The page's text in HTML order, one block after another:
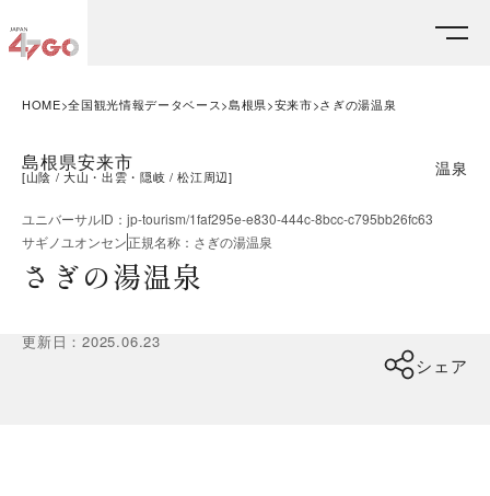
HOME 全国観光情報データベース 島根県 安来市 さぎの湯温泉
島根県安来市
[山陰 大山・出雲・隠岐 松江周辺] 温泉
ユニバーサルID ： jp-tourism/1faf295e-e830-444c-8bcc-c795bb26fc63
サギノユオンセン正規名称 ： さぎの湯温泉
さぎの湯温泉
更新日 ：2025.06.23
シェア